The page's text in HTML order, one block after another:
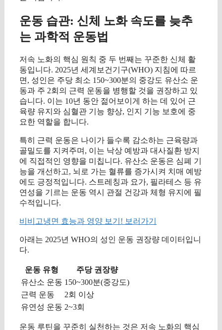
운동 습관: 신체 노화 속도를 늦추
는 과학적 운동법
저속 노화의 핵심 원칙 중 두 번째는 꾸준한 신체 활
동입니다. 2025년 세계보건기구(WHO) 지침에 따르
면, 성인은 주당 최소 150~300분의 중강도 유산소 운
동과 주 2회의 근력 운동을 병행할 것을 권장하고 있
습니다. 이는 10년 동안 젊어보이게 하는 데 있어 근
육량 유지와 심혈관 기능 향상, 인지 기능 보호에 중
요한 역할을 합니다.
특히 근력 운동은 나이가 들수록 감소하는 근육량과
골밀도를 지켜주며, 이는 낙상 예방과 대사질환 방지
에 직접적인 영향을 미칩니다. 유산소 운동은 심폐 기
능을 개선하고, 뇌로 가는 혈류를 증가시켜 치매 예방
에도 긍정적입니다. 스트레칭과 요가, 필라테스 등 유
연성을 기르는 운동 역시 관절 건강과 체형 유지에 필
수적입니다.
비비고냉면 효능과 영양 보기! 보러가기
아래는 2025년 WHO의 성인 운동 권장량 데이터입니
다.
운동 유형
주당 권장량
유산소 운동 150~300분(중강도)
근력 운동
2회 이상
유연성 운동 2~3회
운동 루틴을 꾸준히 실천하는 것은 저속 노화의 핵심